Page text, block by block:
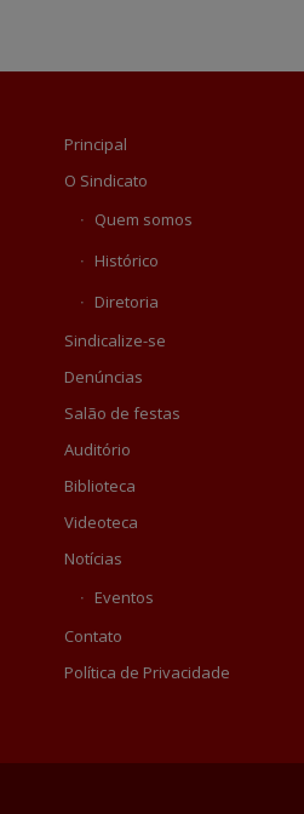
Principal
O Sindicato
Quem somos
Histórico
Diretoria
Sindicalize-se
Denúncias
Salão de festas
Auditório
Biblioteca
Videoteca
Notícias
Eventos
Contato
Política de Privacidade